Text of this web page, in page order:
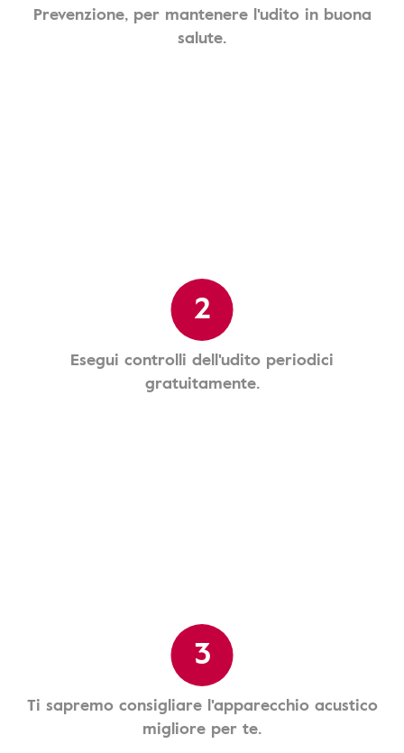
Prevenzione, per mantenere l'udito in buona
salute.
2
Esegui controlli dell'udito periodici
gratuitamente.
3
Ti sapremo consigliare l'apparecchio acustico
migliore per te.